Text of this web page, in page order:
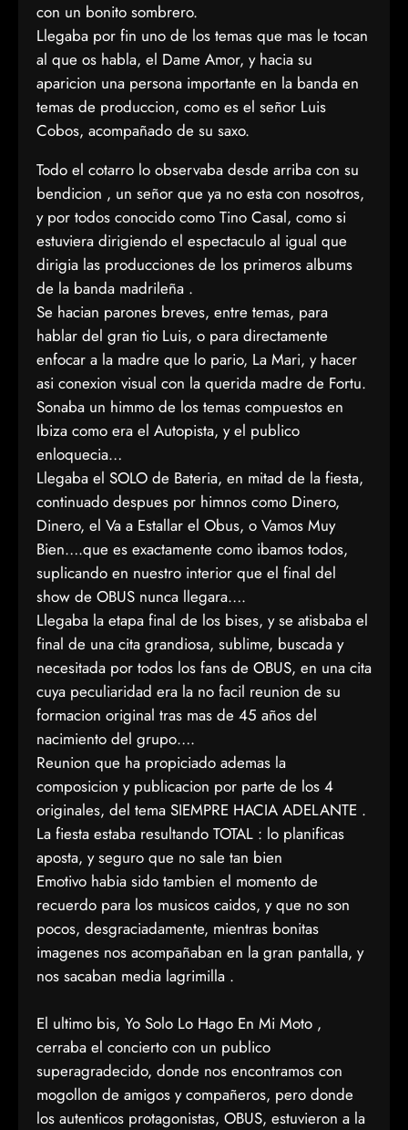
con un bonito sombrero.
Llegaba por fin uno de los temas que mas le tocan
al que os habla, el Dame Amor, y hacia su
aparicion una persona importante en la banda en
temas de produccion, como es el señor Luis
Cobos, acompañado de su saxo.
Todo el cotarro lo observaba desde arriba con su
bendicion , un señor que ya no esta con nosotros,
y por todos conocido como Tino Casal, como si
estuviera dirigiendo el espectaculo al igual que
dirigia las producciones de los primeros albums
de la banda madrileña .
Se hacian parones breves, entre temas, para
hablar del gran tio Luis, o para directamente
enfocar a la madre que lo pario, La Mari, y hacer
asi conexion visual con la querida madre de Fortu.
Sonaba un himmo de los temas compuestos en
Ibiza como era el Autopista, y el publico
enloquecia…
Llegaba el SOLO de Bateria, en mitad de la fiesta,
continuado despues por himnos como Dinero,
Dinero, el Va a Estallar el Obus, o Vamos Muy
Bien….que es exactamente como ibamos todos,
suplicando en nuestro interior que el final del
show de OBUS nunca llegara….
Llegaba la etapa final de los bises, y se atisbaba el
final de una cita grandiosa, sublime, buscada y
necesitada por todos los fans de OBUS, en una cita
cuya peculiaridad era la no facil reunion de su
formacion original tras mas de 45 años del
nacimiento del grupo….
Reunion que ha propiciado ademas la
composicion y publicacion por parte de los 4
originales, del tema SIEMPRE HACIA ADELANTE .
La fiesta estaba resultando TOTAL : lo planificas
aposta, y seguro que no sale tan bien
Emotivo habia sido tambien el momento de
recuerdo para los musicos caidos, y que no son
pocos, desgraciadamente, mientras bonitas
imagenes nos acompañaban en la gran pantalla, y
nos sacaban media lagrimilla .
El ultimo bis, Yo Solo Lo Hago En Mi Moto ,
cerraba el concierto con un publico
superagradecido, donde nos encontramos con
mogollon de amigos y compañeros, pero donde
los autenticos protagonistas, OBUS, estuvieron a la